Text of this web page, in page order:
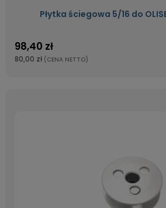
Płytka ściegowa 5/16 do
98,40 zł
80,00 zł (CENA NETTO)